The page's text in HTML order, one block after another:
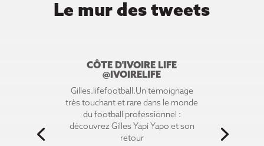
Le mur des tweets
CÔTE D'IVOIRE LIFE
@IVOIRELIFE
Gilles.lifefootball.Un témoignage
très touchant et rare dans le monde
du football professionnel :
découvrez Gilles Yapi Yapo et son
retour